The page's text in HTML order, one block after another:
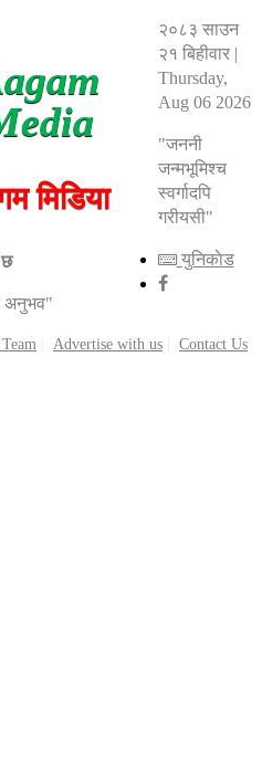
मिडिया
छ
अनुभव"
Advertise with us Contact Us
२०८३ साउन
२१ बिहीवार|
Thursday,
Aug 06 2026
"जननी
जन्मभूमिश्च
स्वर्गादपि
गरीयसी"
युनिकाेड